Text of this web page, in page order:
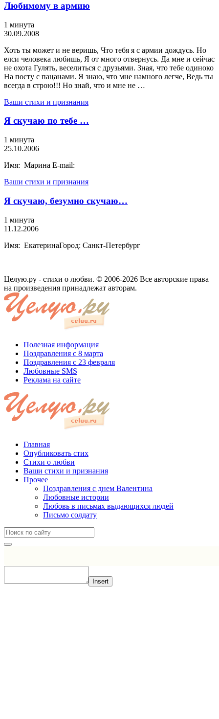
Любимому в армию
1 минута
30.09.2008
Хоть ты может и не веришь, Что тебя я с армии дождусь. Но
елси человека любишь, Я от много отвернусь. Да мне и сейчас
не охота Гулять, веселиться с друзьями. Зная, что тебе одиноко
На посту с пацанами. Я знаю, что мне намного легче, Ведь ты
всегда в строю!!! Но знай, что и мне не …
Ваши стихи и признания
Я скучаю по тебе …
1 минута
25.10.2006
Имя: Марина E-mail:
Ваши стихи и признания
Я скучаю, безумно скучаю…
1 минута
11.12.2006
Имя: ЕкатеринаГород: Санкт-Петербург
Целую.ру - стихи о любви. © 2006-2026 Все авторские права
на произведения принадлежат авторам.
Полезная информация
Поздравления с 8 марта
Поздравления с 23 февраля
Любовные SMS
Реклама на сайте
Главная
Опубликовать стих
Стихи о любви
Ваши стихи и признания
Прочее
Поздравления с днем Валентина
Любовные истории
Любовь в письмах выдающихся людей
Письмо солдату
Insert